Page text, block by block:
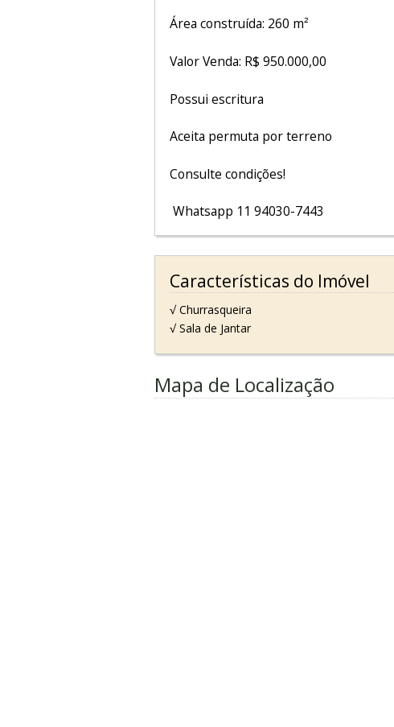
Área construída: 260 m²
Valor Venda: R$ 950.000,00
Possui escritura
Aceita permuta por terreno
Consulte condições!
Whatsapp 11 94030-7443
Características do Imóvel
√ Churrasqueira
√ Sala de Jantar
Mapa de Localização